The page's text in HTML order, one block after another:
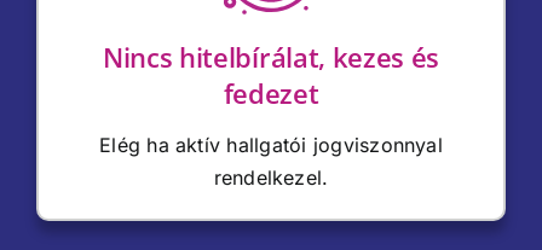
Nincs hitelbírálat, kezes és
fedezet
Elég ha aktív hallgatói jogviszonnyal
rendelkezel.